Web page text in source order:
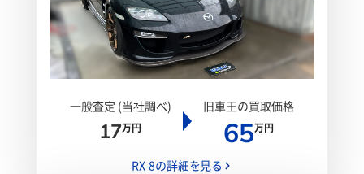
一般査定 (当社調べ)
17万円
旧車王の買取価格
65万円
RX-8の詳細を見る